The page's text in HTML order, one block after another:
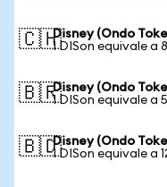
🇨🇭Disney (Ondo
1 DISon equivale a
🇧🇷Disney (Ondo
1 DISon equivale a
🇧🇩Disney (Ondo
1 DISon equivale a